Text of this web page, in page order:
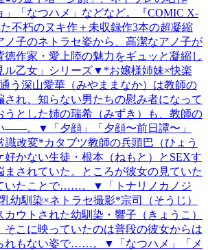
」「なつハメ」などなど。『COMIC X-
不朽のヌキ作＋未収録作3本の超凝縮
ノ子のネトラセ姿から、高潔なアノ子が
作家・愛上陸の魅力をギュッと凝縮し
乙女」シリーズ▼*お嬢様姉妹×快楽
う深山愛華（みやままなか）は教師の
され、知らない男たちの慰み者になって
うとした姉の瑞希（みずき）も、教師の
――。▼「夕顔」「夕顔〜前日譚〜」
改変*カタブツ教師の兵頭巴（ひょう
好かない生徒・根本（ねもと）とSEXす
まされていた。ところが彼女の見ていた
いたことで……。▼「トナリノカノジ
幼馴染×ネトラセ撮影*宗司（そうじ）
ウトされた幼馴染・響子（きょうこ）
そこに映っていたのは普段の彼女からは
れもない姿で……。▼「なつハメ」「メ